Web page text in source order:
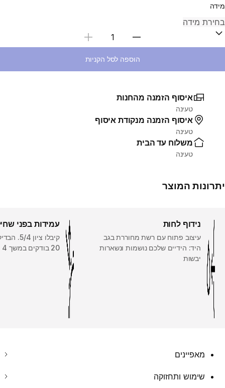
מידה
בחירת כמות
הוספה לסל הקניות
איסוף הזמנה מהחנות
טעינה
איסוף הזמנה מנקודת איסוף
טעינה
משלוח עד הבית
טעינה
יתרונות המוצר
נידוף לחות
עיצוב פתוח עם רשת מחוררת בגב
היד: הידיים שלכם נושמות ונשארות
יבשות
עמידות בפני
קיבלו
20 בודקים במשך 4 עד 6 שבועות
מאפיינים
שימוש ותחזוקה